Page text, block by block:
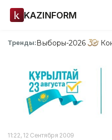
KAZINFORM
Тренды:Выборы-2026
11:22, 12 Сентября 2009